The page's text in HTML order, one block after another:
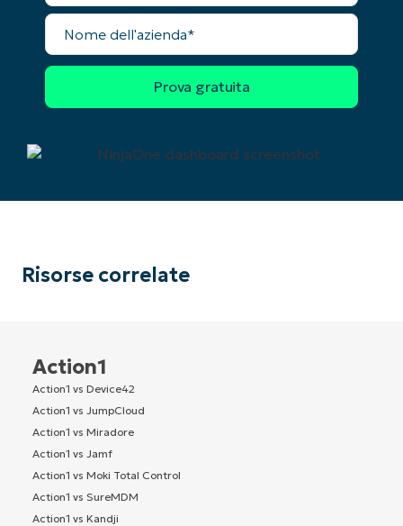
Nome
dell'azienda
Risorse correlate
Action1
Action1 vs Device42
Action1 vs JumpCloud
Action1 vs Miradore
Action1 vs Jamf
Action1 vs Moki Total Control
Action1 vs SureMDM
Action1 vs Kandji
Company
name*